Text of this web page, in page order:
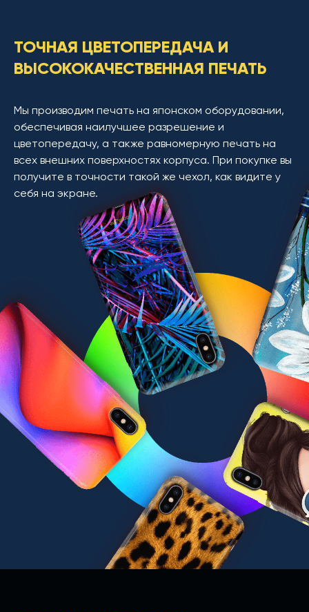
ТОЧНАЯ ЦВЕТОПЕРЕДАЧА И
ВЫСОКОКАЧЕСТВЕННАЯ ПЕЧАТЬ
Мы производим печать на японском оборудовании,
обеспечивая наилучшее разрешение и
цветопередачу, а также равномерную печать на
всех внешних поверхностях корпуса. При покупке вы
получите в точности такой же чехол, как видите у
себя на экране.